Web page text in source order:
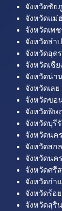
จังหวัดชัย
จังหวัดแม่
จังหวัดเพ
จังหวัดลำ
จังหวัดอุด
จังหวัดเชี
จังหวัดน่า
จังหวัดเล
จังหวัดขอ
จังหวัดพิ
จังหวัดบุรี
จังหวัดนค
จังหวัดสก
จังหวัดนค
จังหวัดศรี
จังหวัดกำ
จังหวัดร้อ
จังหวัดสุริ